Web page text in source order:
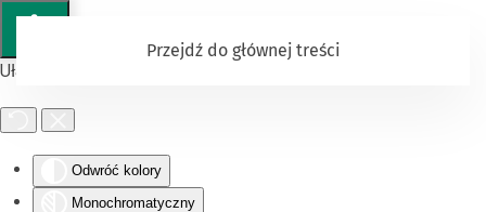
Ułatwienia dostępu
Odwróć kolory
Monochromatyczny
Przejdź do głównej treści